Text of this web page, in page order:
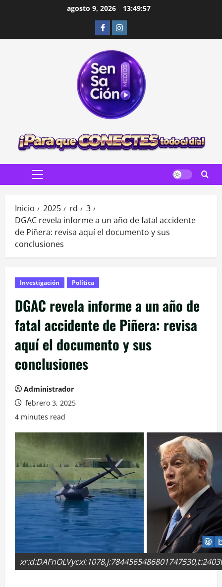
agosto 9, 2026 13:49:59
FacebookInstagram
Menú
Inicio 2025 rd
3
DGAC revela informe a un año de fatal accidente
de Piñera: revisa aquí el documento y sus
conclusiones
Investigación Política
DGAC revela informe a un año de
fatal accidente de Piñera: revisa
aquí el documento y sus
conclusiones
Administrador
febrero 3, 2025
4 minutes read